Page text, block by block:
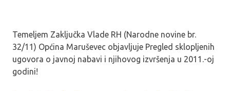
Temeljem Zaključka Vlade RH (Narodne novine br.
32/11) Općina Maruševec objavljuje Pregled sklopljenih
ugovora o javnoj nabavi i njihovog izvršenja u 2011.-oj
godini!